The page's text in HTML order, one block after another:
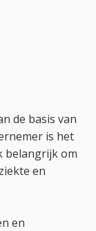
de basis van
is het
belangrijk om
en
en